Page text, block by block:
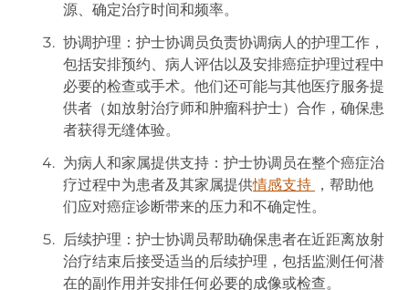
源、确定治疗时间和频率。
协调护理：护士协调员负责协调病人的护理工作，
包括安排预约、病人评估以及安排癌症护理过程中
必要的检查或手术。他们还可能与其他医疗服务提
供者（如放射治疗师和肿瘤科护士）合作，确保患
者获得无缝体验。
为病人和家属提供支持：护士协调员在整个癌症治
疗过程中为患者及其家属提供情感支持 ，帮助他
们应对癌症诊断带来的压力和不确定性。
后续护理：护士协调员帮助确保患者在近距离放射
治疗结束后接受适当的后续护理，包括监测任何潜
在的副作用并安排任何必要的成像或检查。